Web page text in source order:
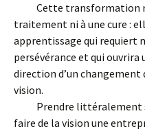
Cette transformation
traitement ni à une cure :
apprentissage qui requiert
persévérance et qui
direction d’un changement
vision.
Prendre littéralement
faire de la vision une